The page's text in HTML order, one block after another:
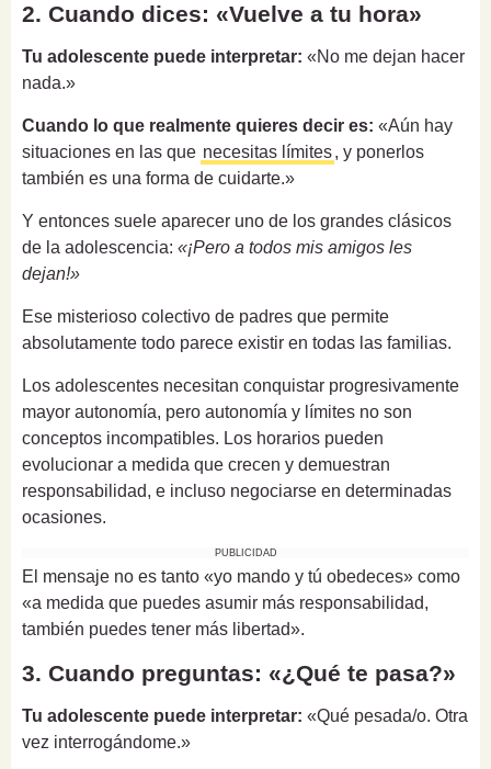
2. Cuando dices: «Vuelve a tu hora»
Tu adolescente puede interpretar: «No me dejan hacer
nada.»
Cuando lo que realmente quieres decir es: «Aún hay
situaciones en las que necesitas límites, y ponerlos
también es una forma de cuidarte.»
Y entonces suele aparecer uno de los grandes clásicos
de la adolescencia: «¡Pero a todos mis amigos les
dejan!»
Ese misterioso colectivo de padres que permite
absolutamente todo parece existir en todas las familias.
Los adolescentes necesitan conquistar progresivamente
mayor autonomía, pero autonomía y límites no son
conceptos incompatibles. Los horarios pueden
evolucionar a medida que crecen y demuestran
responsabilidad, e incluso negociarse en determinadas
ocasiones.
PUBLICIDAD
El mensaje no es tanto «yo mando y tú obedeces» como
«a medida que puedes asumir más responsabilidad,
también puedes tener más libertad».
3. Cuando preguntas: «¿Qué te pasa?»
Tu adolescente puede interpretar: «Qué pesada/o. Otra
vez interrogándome.»